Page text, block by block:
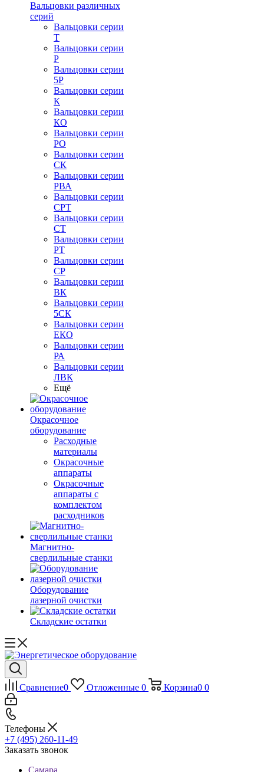
Вальцовки различных
серий
Вальцовки серии
Т
Вальцовки серии
Р
Вальцовки серии
5Р
Вальцовки серии
К
Вальцовки серии
КО
Вальцовки серии
РО
Вальцовки серии
СК
Вальцовки серии
РВА
Вальцовки серии
СРТ
Вальцовки серии
СТ
Вальцовки серии
РТ
Вальцовки серии
СР
Вальцовки серии
ВК
Вальцовки серии
5СК
Вальцовки серии
ЕКО
Вальцовки серии
РА
Вальцовки серии
ЛВК
Ещё
Окрасочное
оборудование
Расходные
материалы
Окрасочные
аппараты
Окрасочные
аппараты с
комплектом
расходников
Магнитно-
сверлильные станки
Оборудование
лазерной очистки
Складские остатки
Сравнение0 Отложенные 0 Корзина0 0
Телефоны
+7 (495) 260-11-49
Заказать звонок
Самара